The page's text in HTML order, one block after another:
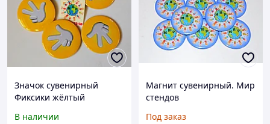
Значок сувенирный
Фиксики жёлтый
В наличии
Магнит сувенирный. Мир
стендов
Под заказ